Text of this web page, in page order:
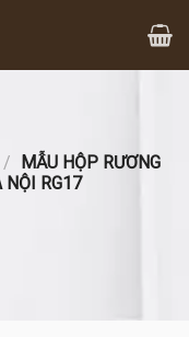
/ MẪU HỘP RƯƠNG
NỘI RG17